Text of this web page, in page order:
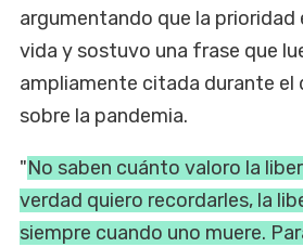
argumentando que la prioridad
vida y sostuvo una frase que
ampliamente citada durante el
sobre la pandemia.
"No saben cuánto valoro la
verdad quiero recordarles, la
siempre cuando uno muere.